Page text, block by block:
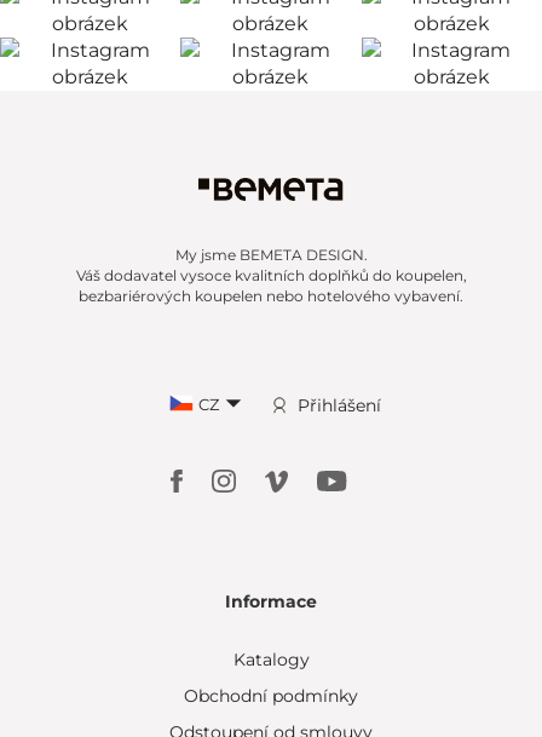
My jsme BEMETA DESIGN.
Váš dodavatel vysoce kvalitních doplňků do koupelen,
bezbariérových koupelen nebo hotelového vybavení.
CZ Přihlášení
Informace
Katalogy
Obchodní podmínky
Odstoupení od smlouvy